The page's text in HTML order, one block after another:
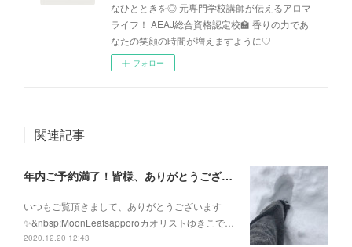
なひとときを◎ 元専門学校講師が伝えるアロマ
ライフ！ AEAJ総合資格認定校🏫 香りの力であ
なたの笑顔の時間が増えますように♡
フォロー
関連記事
年内ご予約満了！皆様、ありがとうございます！
いつもご覧頂きまして、ありがとうございます
✨&nbsp;MoonLeafsapporoカオリストゆきこで…
2020.12.20 12:43